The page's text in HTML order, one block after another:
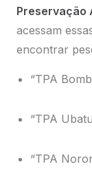
Preservação
acessam
encontrar
“TPA
“TPA
“TPA